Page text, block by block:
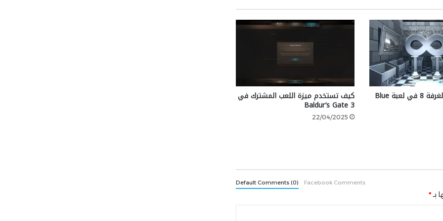
كيفية حل لغز الغرفة 8 في لعبة Blue كيف تستخدم ميزة اللعب المشترك في
Baldur’s Gate 3
22/04/2025
Default Comments (0) Facebook Comments
بـ*